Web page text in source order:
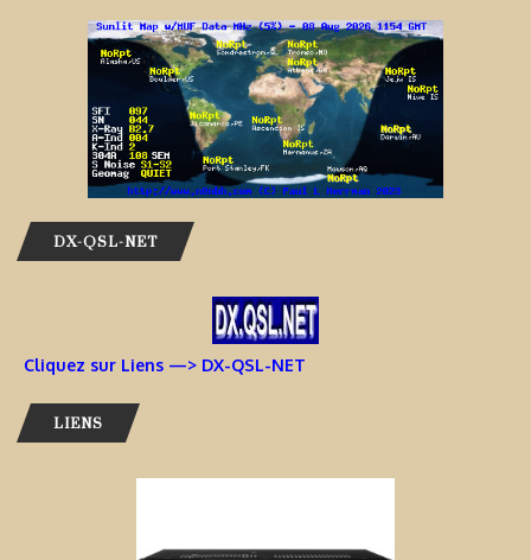
DX-QSL-NET
Cliquez sur Liens —> DX-QSL-NET
LIENS